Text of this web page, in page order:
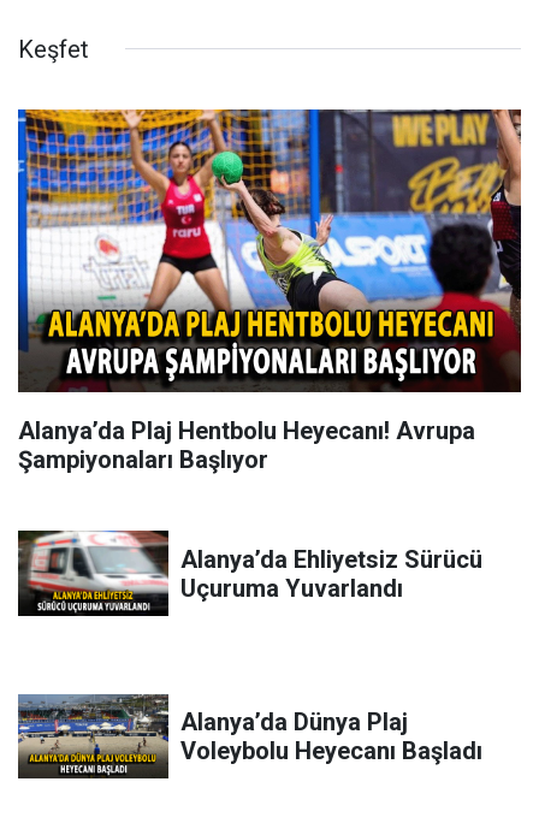
Keşfet
Alanya’da Plaj Hentbolu Heyecanı! Avrupa
Şampiyonaları Başlıyor
Alanya’da Ehliyetsiz Sürücü
Uçuruma Yuvarlandı
Alanya’da Dünya Plaj
Voleybolu Heyecanı Başladı